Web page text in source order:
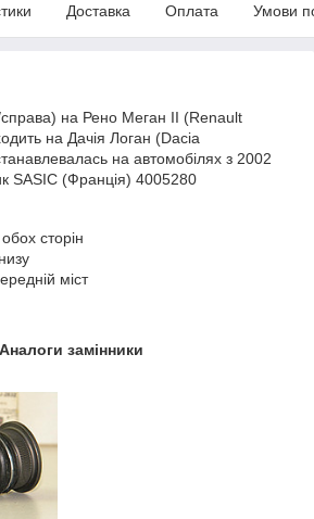
Доставка Оплата Умови
справа) на Рено Меган II (Renault
на Дачія Логан (Dacia
на автомобілях з 2002
SASIC (Франція) 4005280
сторін
міст
Аналоги замінники